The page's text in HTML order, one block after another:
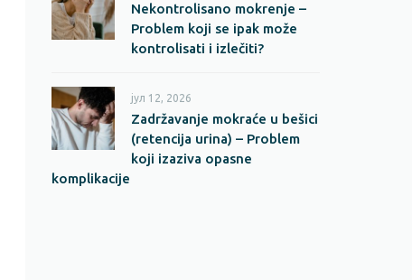
Nekontrolisano mokrenje –
Problem koji se ipak može
kontrolisati i izlečiti?
јул 12, 2026
Zadržavanje mokraće u bešici
(retencija urina) – Problem
koji izaziva opasne
komplikacije